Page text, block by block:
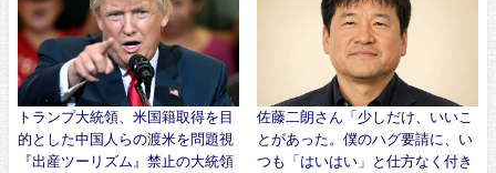
トランプ大統領、米国籍取得を目
的とした中国人らの渡米を問題視
『出産ツーリズム』禁止の大統領
佐藤二朗さん「少しだけ、いいこ
とがあった。僕のハグ要請に、い
つも「はいはい」と仕方なく付き